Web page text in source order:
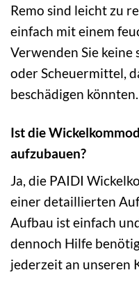
Remo sind leicht zu
einfach mit einem
Verwenden Sie
oder Scheuermittel,
beschädigen könnten.
Ist die
aufzubauen?
Ja, die PAIDI
einer detaillierten
Aufbau ist einfach
dennoch Hilfe
jederzeit an unseren